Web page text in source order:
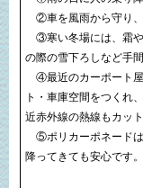
②車を風雨から守り、
③寒い冬場には、霜や
の際の雪下ろしなど手
④最近のカーポート屋
ト・車庫空間をつくれ
近赤外線の熱線もカッ
⑤ポリカーポネードは
降ってきても安心です。